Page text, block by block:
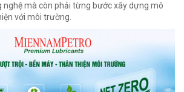
nghệ mà còn phải từng bước xây dựng mô
với môi trường.